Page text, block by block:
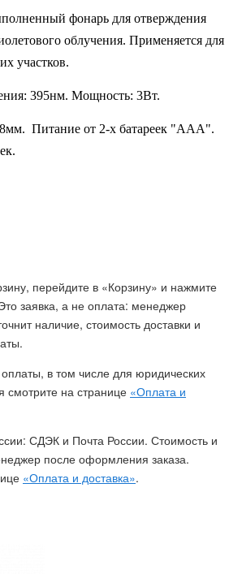
фонарь для отверждения
облучения. Применяется для
участков.
395нм. Мощность: 3Вт.
Питание от 2-х батареек "ААА".
перейдите в «Корзину» и нажмите
заявка, а не оплата: менеджер
наличие, стоимость доставки и
в том числе для юридических
смотрите на странице «Оплата и
СДЭК и Почта России. Стоимость и
после оформления заказа.
«Оплата и доставка».